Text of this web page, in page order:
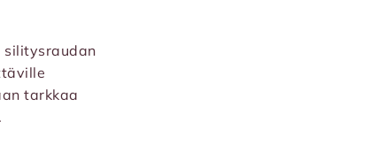
silitysraudan
tarkkaa